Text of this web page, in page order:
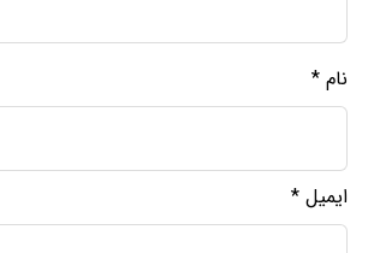
نام*
ایمیل*